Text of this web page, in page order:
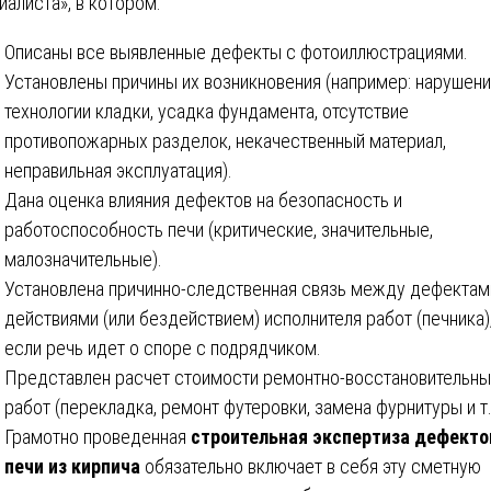
Описаны все выявленные дефекты с фотоиллюстрациями.
Установлены причины их возникновения (например:
технологии кладки, усадка фундамента, отсутствие
противопожарных разделок, некачественный материал,
неправильная эксплуатация).
Дана оценка влияния дефектов на безопасность и
работоспособность печи (критические, значительные,
малозначительные).
Установлена причинно-следственная связь между
действиями (или бездействием) исполнителя работ (печника),
если речь идет о споре с подрядчиком.
Представлен расчет стоимости ремонтно-
работ (перекладка, ремонт футеровки, замена фурнитуры и
Грамотно проведенная строительная экспертиза
печи из кирпича обязательно включает в себя эту сметную